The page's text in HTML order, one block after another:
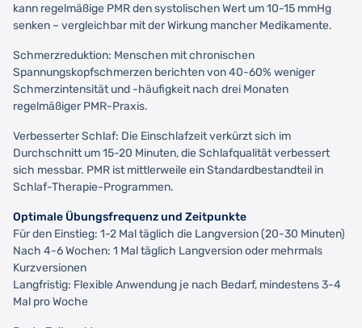
kann regelmäßige PMR den systolischen Wert um 10-15 mmHg
senken – vergleichbar mit der Wirkung mancher Medikamente.
Schmerzreduktion: Menschen mit chronischen
Spannungskopfschmerzen berichten von 40-60% weniger
Schmerzintensität und -häufigkeit nach drei Monaten
regelmäßiger PMR-Praxis.
Verbesserter Schlaf: Die Einschlafzeit verkürzt sich im
Durchschnitt um 15-20 Minuten, die Schlafqualität verbessert
sich messbar. PMR ist mittlerweile ein Standardbestandteil in
Schlaf-Therapie-Programmen.
Optimale Übungsfrequenz und Zeitpunkte
Für den Einstieg: 1-2 Mal täglich die Langversion (20-30 Minuten)
Nach 4-6 Wochen: 1 Mal täglich Langversion oder mehrmals
Kurzversionen
Langfristig: Flexible Anwendung je nach Bedarf, mindestens 3-4
Mal pro Woche